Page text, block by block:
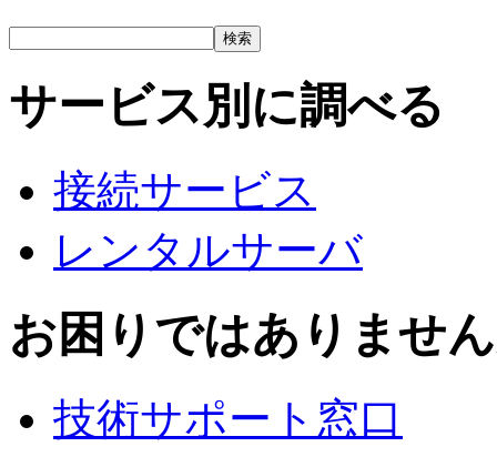
サービス別に調べる
接続サービス
レンタルサーバ
お困りではありませ
技術サポート窓口